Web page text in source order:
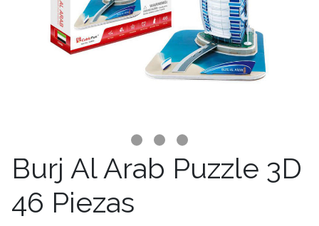
Burj Al Arab Puzzle 3D
46 Piezas